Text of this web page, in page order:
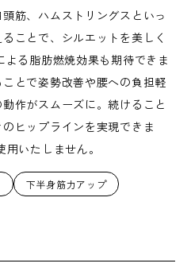
筋、ハムストリングスといっ
ことで、シルエットを美しく
よる脂肪燃焼効果も期待できま
とで姿勢改善や腰への負担軽
作がスムーズに。続けること
ヒップラインを実現できま
いたしません。
下半身筋力アップ